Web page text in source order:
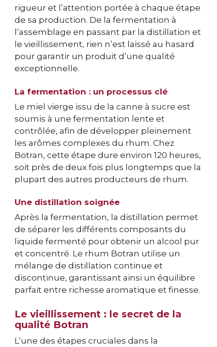
rigueur et l’attention portée à chaque étape
de sa production. De la fermentation à
l’assemblage en passant par la distillation et
le vieillissement, rien n’est laissé au hasard
pour garantir un produit d’une qualité
exceptionnelle.
La fermentation : un processus clé
Le miel vierge issu de la canne à sucre est
soumis à une fermentation lente et
contrôlée, afin de développer pleinement
les arômes complexes du rhum. Chez
Botran, cette étape dure environ 120 heures,
soit près de deux fois plus longtemps que la
plupart des autres producteurs de rhum.
Une distillation soignée
Après la fermentation, la distillation permet
de séparer les différents composants du
liquide fermenté pour obtenir un alcool pur
et concentré. Le rhum Botran utilise un
mélange de distillation continue et
discontinue, garantissant ainsi un équilibre
parfait entre richesse aromatique et finesse.
Le vieillissement : le secret de la
qualité Botran
L’une des étapes cruciales dans la